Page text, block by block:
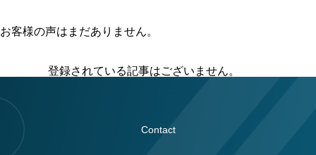
お客様の声はまだありません。
登録されている記事はございません。
Contact